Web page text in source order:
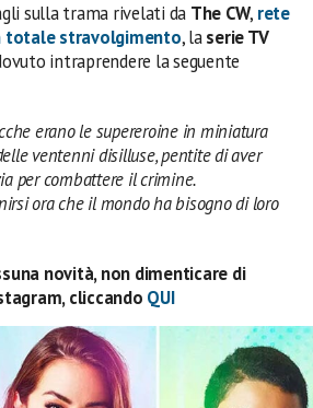
sulla trama rivelati da The CW, rete
totale stravolgimento, laserie TV
intraprendere la seguente
erano le supereroine in miniatura
ventenni disilluse, pentite di aver
per combattere il crimine.
ora che il mondo ha bisogno di loro
novità, non dimenticare di
cliccando QUI